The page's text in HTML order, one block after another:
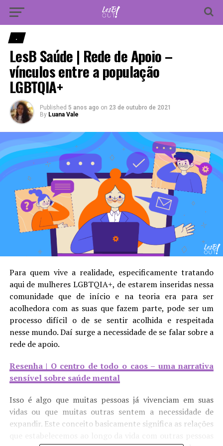
.
LesB Saúde | Rede de Apoio –
vínculos entre a população
LGBTQIA+
Published 5 anos ago on 23 de outubro de 2021
By Luana Vale
Para quem vive a realidade, especificamente tratando
aqui de mulheres LGBTQIA+, de estarem inseridas nessa
comunidade que de início e na teoria era para ser
acolhedora com as suas que fazem parte, pode ser um
processo difícil o de se sentir acolhida e respeitada
nesse mundo. Daí surge a necessidade de se falar sobre a
rede de apoio.
Resenha | O centro de todo o caos – uma narrativa
sensível sobre saúde mental
Isso é algo que muitas pessoas já vivenciam em suas
vidas ou que muitas outras sentem a necessidade de
expandir. Este conceito basicamente significa as relações
Vá para versão mobile